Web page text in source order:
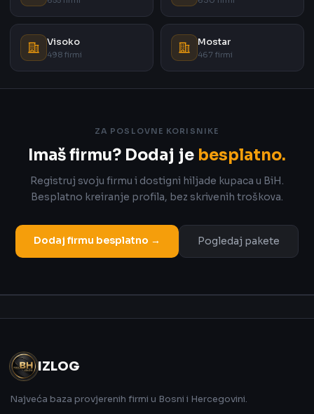
Visoko
498 firmi
Mostar
467 firmi
ZA POSLOVNE KORISNIKE
Imaš firmu? Dodaj je besplatno.
Registruj svoju firmu i dostigni hiljade kupaca u BiH.
Besplatno kreiranje profila, bez skrivenih troškova.
Dodaj firmu besplatno → Pogledaj pakete
IZLOG
Najveća baza provjerenih firmi u Bosni i Hercegovini.